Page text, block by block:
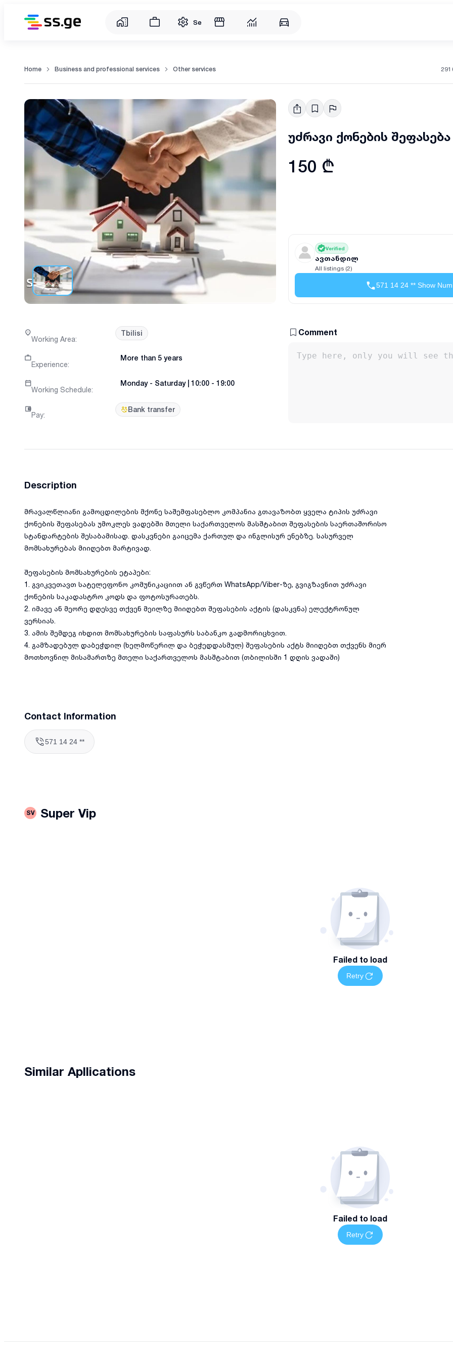
Service
Home Business and professional services Other services 291
უძრავი ქონების შეფასება
150 ₾
Verified
ავთანდილ
All listings (2)
571 14 24 ** Show
Working Area:
Tbilisi
Experience:
More than 5 years
Working Schedule:
Monday- Saturday| 10:00 - 19:00
Pay:
Bank transfer
Comment
Description
მრავალწლიანი გამოცდილების მქონე საშემფასებლო კომპანია გთავაზობთ ყველა ტიპის უძრავი
ქონების შეფასებას უმოკლეს ვადებში მთელი საქართველოს მასშტაბით შეფასების საერთაშორისო
სტანდარტების შესაბამისად. დასკვნები გაიცემა ქართულ და ინგლისურ ენებზე. სასურველ
მომსახურებას მიიღებთ მარტივად.
შეფასების მომსახურების ეტაპები:
1. გვიკვეთავთ სატელეფონო კომუნიკაციით ან გვწერთ WhatsApp/Viber-ზე, გვიგზავნით უძრავი
ქონების საკადასტრო კოდს და ფოტოსურათებს.
2. იმავე ან მეორე დღესვე თქვენ მეილზე მიიღებთ შეფასების აქტის (დასკვნა) ელექტრონულ
ვერსიას.
3. ამის შემდეგ იხდით მომსახურების საფასურს საბანკო გადმორიცხვით.
4. გამზადებულ დაბეჭდილ (ხელმოწერილ და ბეჭედდასმულ) შეფასების აქტს მიიღებთ თქვენს მიერ
მოთხოვნილ მისამართზე მთელი საქართველოს მასშტაბით (თბილისში 1 დღის ვადაში)
Contact Information
571 14 24 **
SV Super Vip
Failed to load
Retry
Similar Apllications
Failed to load
Retry